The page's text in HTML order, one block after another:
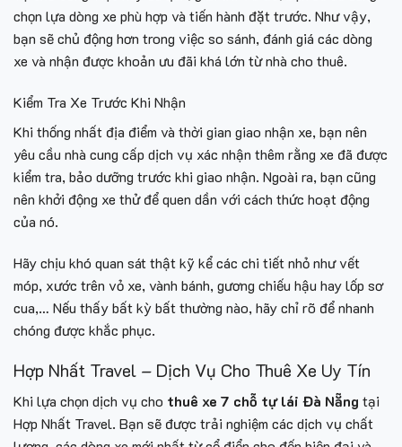
chọn lựa dòng xe phù hợp và tiến hành đặt trước. Như vậy,
bạn sẽ chủ động hơn trong việc so sánh, đánh giá các dòng
xe và nhận được khoản ưu đãi khá lớn từ nhà cho thuê.
Kiểm Tra Xe Trước Khi Nhận
Khi thống nhất địa điểm và thời gian giao nhận xe, bạn nên
yêu cầu nhà cung cấp dịch vụ xác nhận thêm rằng xe đã được
kiểm tra, bảo dưỡng trước khi giao nhận. Ngoài ra, bạn cũng
nên khởi động xe thử để quen dần với cách thức hoạt động
của nó.
Hãy chịu khó quan sát thật kỹ kể các chi tiết nhỏ như vết
móp, xước trên vỏ xe, vành bánh, gương chiếu hậu hay lốp sơ
cua,… Nếu thấy bất kỳ bất thường nào, hãy chỉ rõ để nhanh
chóng được khắc phục.
Hợp Nhất Travel – Dịch Vụ Cho Thuê Xe Uy Tín
Khi lựa chọn dịch vụ cho thuê xe 7 chỗ tự lái Đà Nẵng tại
Hợp Nhất Travel. Bạn sẽ được trải nghiệm các dịch vụ chất